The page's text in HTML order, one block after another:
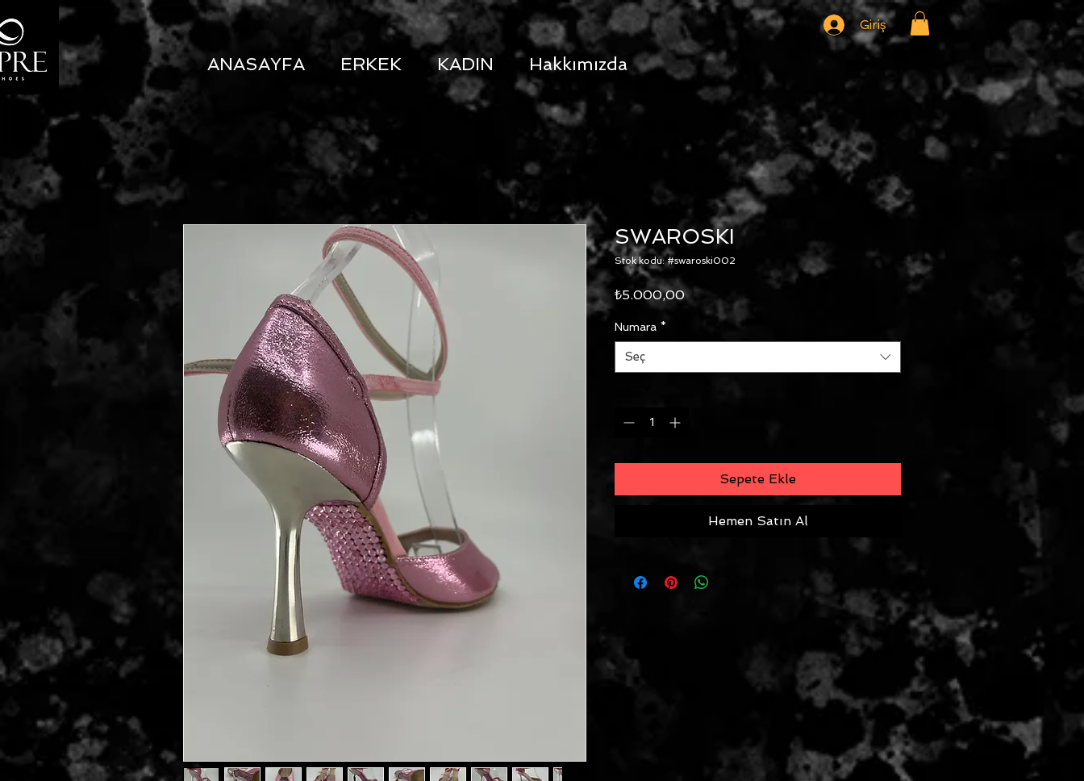
Giriş
ANASAYFA ERKEK KADIN Hakkımızda
SWAROSKI
Stok kodu: #swaroski002
₺5.000,00Fiyat
Numara *
Seç
Sepete Ekle
Hemen Satın Al